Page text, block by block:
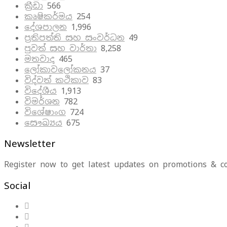
ක්‍රීඩා 566
කෘෂිකර්මය 254
දේශපාලන 1,996
ප්‍රතිපත්ති සහ සංවර්ධන 49
පුවත් සහ වාර්තා 8,258
මතවාද 465
ලෝකාවලෝකනය 37
විද්වත් කථිකාව 83
විදේශීය 1,913
විමර්ශන 782
විශේෂාංග 724
සෞඛ්‍යය 675
Newsletter
Register now to get latest updates on promotions &
Social